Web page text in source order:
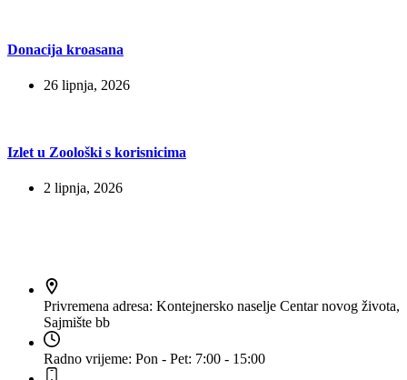
Donacija kroasana
26 lipnja, 2026
Izlet u Zoološki s korisnicima
2 lipnja, 2026
Privremena adresa: Kontejnersko naselje Centar novog života,
Sajmište bb
Radno vrijeme: Pon - Pet: 7:00 - 15:00